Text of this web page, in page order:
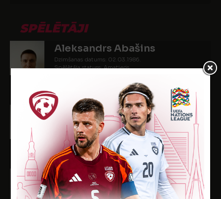
SPĒLĒTĀJI
Aleksandrs Abašins
Dzimšanas datums: 02.03.1986.
Spēlētāja statuss: Amatieris
- 1 -
Konstantīns Bobrovs
Dzimšanas datums: 08.02.1997.
Spēlētāja statuss: Amatieris (FSS)
- - 1 - -
Valdis Vizulis
Dzimšanas datums: 13.11.1995.
Spēlētāja statuss: Amatieris (FSS)